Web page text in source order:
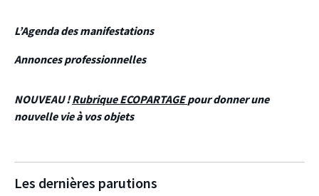
L’Agenda des manifestations
Annonces professionnelles
NOUVEAU ! Rubrique ECOPARTAGEpour donner une
nouvelle vie à vos objets
Les dernières parutions